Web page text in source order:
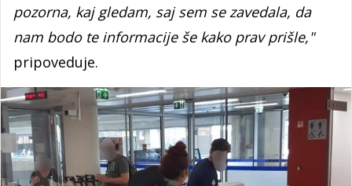
pozorna, kaj gledam, saj sem se zavedala, da
nam bodo te informacije še kako prav prišle,"
pripoveduje.